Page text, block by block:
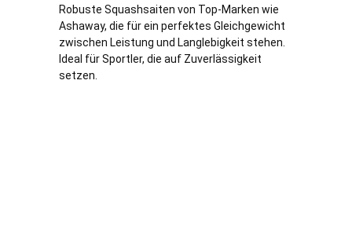
Robuste Squashsaiten von Top-Marken wie
Ashaway, die für ein perfektes Gleichgewicht
zwischen Leistung und Langlebigkeit stehen.
Ideal für Sportler, die auf Zuverlässigkeit
setzen.